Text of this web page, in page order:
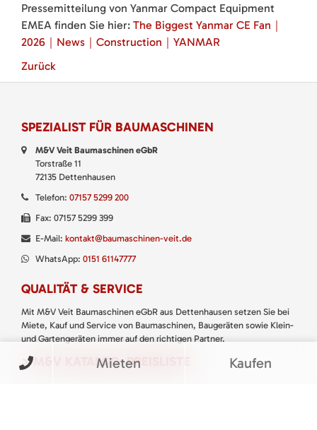
Pressemitteilung von Yanmar Compact Equipment
EMEA finden Sie hier: The Biggest Yanmar CE Fan｜
2026｜News｜Construction｜YANMAR
Zurück
SPEZIALIST FÜR BAUMASCHINEN
M&V Veit Baumaschinen eGbR
Torstraße 11
72135 Dettenhausen
Telefon: 07157 5299 200
Fax: 07157 5299 399
E-Mail: kontakt@baumaschinen-veit.de
WhatsApp: 0151 61147777
QUALITÄT & SERVICE
Mit M&V Veit Baumaschinen eGbR aus Dettenhausen setzen Sie bei
Miete, Kauf und Service von Baumaschinen, Baugeräten sowie Klein-
und Gartengeräten immer auf den richtigen Partner.
> M&V KATALOG: PREISLISTE
Mieten Kaufen